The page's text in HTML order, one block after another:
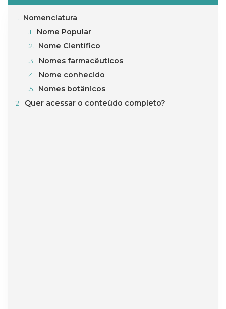
Nomenclatura
Nome Popular
Nome Científico
Nomes farmacêuticos
Nome conhecido
Nomes botânicos
Quer acessar o conteúdo completo?